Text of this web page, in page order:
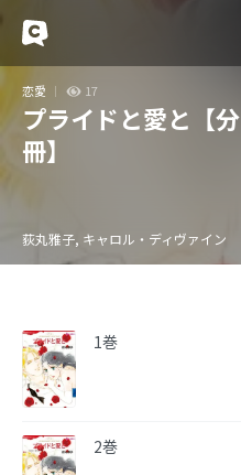
恋愛 17
プライドと愛と【分
冊】
荻丸雅子, キャロル・ディヴァイン
1巻
2巻